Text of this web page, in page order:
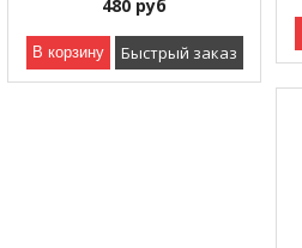
480 руб
В корзину Быстрый заказ